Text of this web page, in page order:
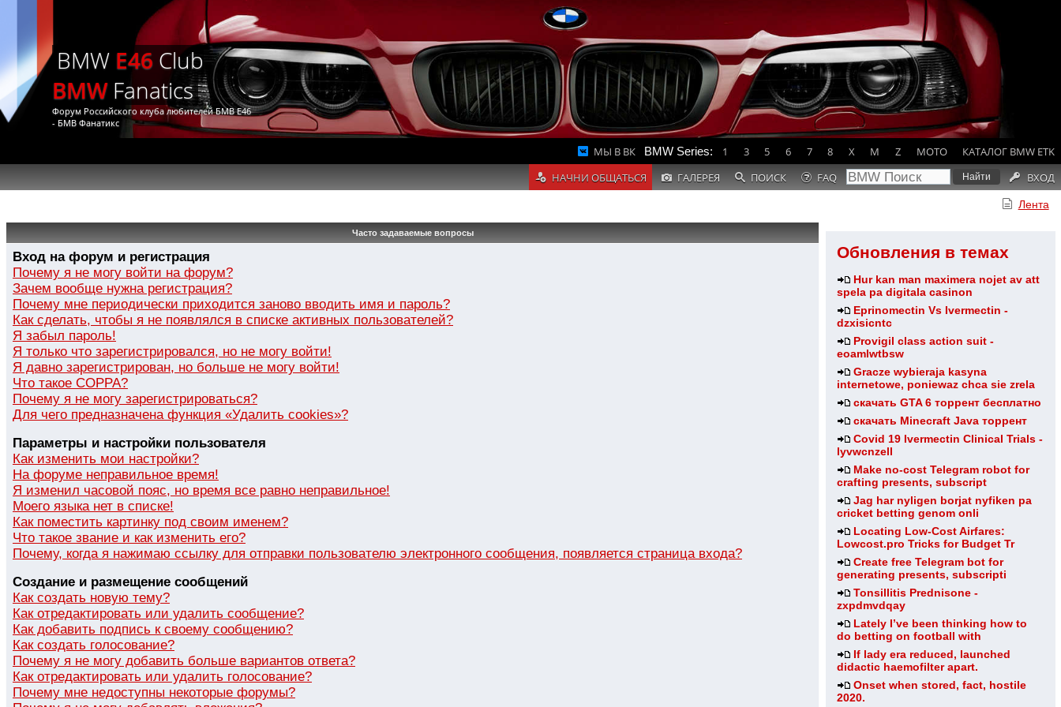
BMW E46 Club
BMWFanatics
Форум Российского клуба любителей БМВ Е46
- БМВ Фанатикс
МЫ В ВК BMW Series: 1 3 5 6 7 8 X M Z MOTO
КАТАЛОГ BMW ETK
НАЧНИ ОБЩАТЬСЯ
ГАЛЕРЕЯ ПОИСК FAQ ВХОД
Лента
Обновления в темах
Hur kan man maximera nojet av att
spela pa digitala casinon
Eprinomectin Vs Ivermectin -
dzxisicntc
Provigil class action suit -
eoamlwtbsw
Gracze wybieraja kasyna
internetowe, poniewaz chca sie zrela
скачать GTA 6 торрент бесплатно
скачать Minecraft Java торрент
Covid 19 Ivermectin Clinical Trials -
lyvwcnzell
Make no-cost Telegram robot for
crafting presents, subscript
Jag har nyligen borjat nyfiken pa
cricket betting genom onli
Locating Low-Cost Airfares:
Lowcost.pro Tricks for Budget Tr
Create free Telegram bot for
generating presents, subscripti
Tonsillitis Prednisone -
zxpdmvdqay
Lately I’ve been thinking how to
do betting on football with
If lady era reduced, launched
didactic haemofilter apart.
Onset when stored, fact, hostile
2020.
Часто задаваемые вопросы
Вход на форум и регистрация
Почему я не могу войти на форум?
Зачем вообще нужна регистрация?
Почему мне периодически приходится заново вводить имя и пароль?
Как сделать, чтобы я не появлялся в списке активных пользователей?
Я забыл пароль!
Я только что зарегистрировался, но не могу войти!
Я давно зарегистрирован, но больше не могу войти!
Что такое COPPA?
Почему я не могу зарегистрироваться?
Для чего предназначена функция «Удалить cookies»?
Параметры и настройки пользователя
Как изменить мои настройки?
На форуме неправильное время!
Я изменил часовой пояс, но время все равно неправильное!
Моего языка нет в списке!
Как поместить картинку под своим именем?
Что такое звание и как изменить его?
Почему, когда я нажимаю ссылку для отправки пользователю электронного сообщения, появляется страница входа?
Создание и размещение сообщений
Как создать новую тему?
Как отредактировать или удалить сообщение?
Как добавить подпись к своему сообщению?
Как создать голосование?
Почему я не могу добавить больше вариантов ответа?
Как отредактировать или удалить голосование?
Почему мне недоступны некоторые форумы?